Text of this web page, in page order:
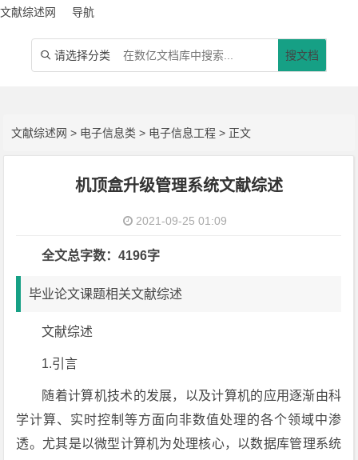
文献综述网 导航
 请选择分类 搜文档
文献综述网 > 电子信息类 > 电子信息工程 > 正文
机顶盒升级管理系统文献综述
2021-09-25 01:09
全文总字数：4196字
毕业论文课题相关文献综述
文献综述
1.引言
随着计算机技术的发展，以及计算机的应用逐渐由科
学计算、实时控制等方面向非数值处理的各个领域中渗
透。尤其是以微型计算机为处理核心，以数据库管理系统